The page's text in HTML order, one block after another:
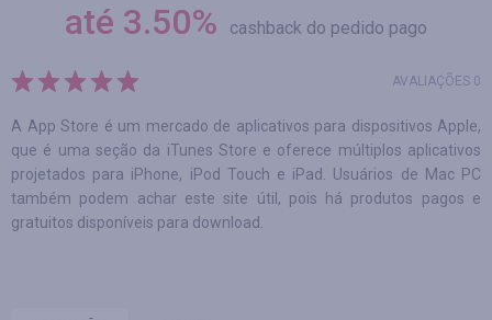
até 3.50% cashback do pedido pago
AVALIAÇÕES 0
A App Store é um mercado de aplicativos para dispositivos Apple,
que é uma seção da iTunes Store e oferece múltiplos aplicativos
projetados para iPhone, iPod Touch e iPad. Usuários de Mac PC
também podem achar este site útil, pois há produtos pagos e
gratuitos disponíveis para download.